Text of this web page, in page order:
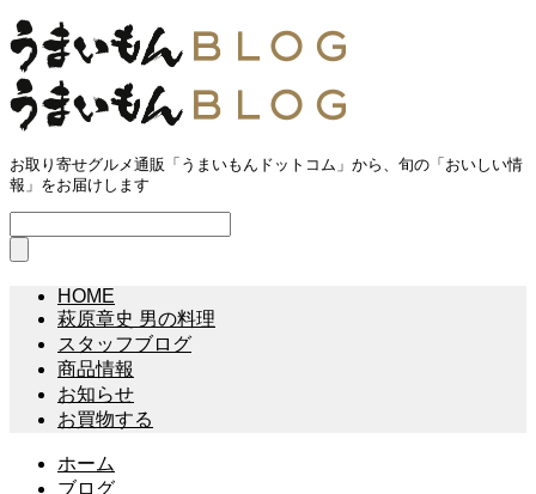
お取り寄せグルメ通販「うまいもんドットコム」から、旬の「おいしい情
報」をお届けします
HOME
萩原章史 男の料理
スタッフブログ
商品情報
お知らせ
お買物する
ホーム
ブログ